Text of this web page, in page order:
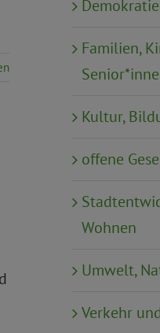
Familien,
Kultur,
offene
Wohnen
Umwelt,
Verkehr